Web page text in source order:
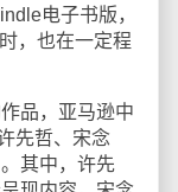
电子书版，
，也在一定程
品，亚马逊中
先哲、宋念
其中，许先